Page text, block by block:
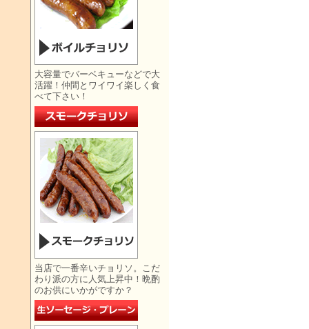
大容量でバーベキューなどで大
活躍！仲間とワイワイ楽しく食
べて下さい！
当店で一番辛いチョリソ。こだ
わり派の方に人気上昇中！晩酌
のお供にいかがですか？